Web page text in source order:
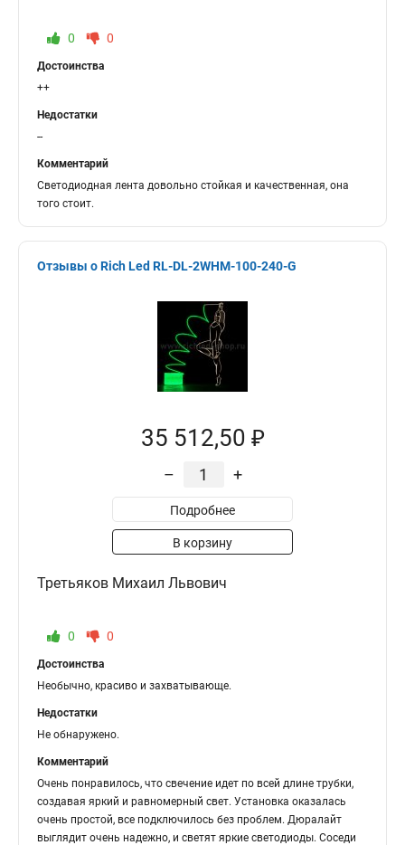
0 0
Достоинства
++
Недостатки
--
Комментарий
Светодиодная лента довольно стойкая и качественная, она
того стоит.
Отзывы о Rich Led RL-DL-2WHM-100-240-G
35 512,50 ₽
– +
Подробнее
В корзину
Третьяков Михаил Львович
0 0
Достоинства
Необычно, красиво и захватывающе.
Недостатки
Не обнаружено.
Комментарий
Очень понравилось, что свечение идет по всей длине трубки,
создавая яркий и равномерный свет. Установка оказалась
очень простой, все подключилось без проблем. Дюралайт
выглядит очень надежно, и светят яркие светодиоды. Соседи